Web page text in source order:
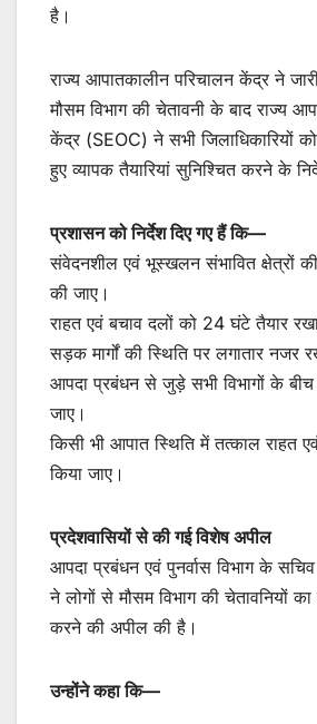
है।
राज्य आपातकालीन परिचालन केंद्र ने
मौसम विभाग की चेतावनी के बाद राज्य
केंद्र (SEOC) ने सभी जिलाधिकारियों
हुए व्यापक तैयारियां सुनिश्चित करने के
प्रशासन को निर्देश दिए गए हैं कि—
संवेदनशील एवं भूस्खलन संभावित क्षेत्रों की
की जाए।
राहत एवं बचाव दलों को 24 घंटे तैयार
सड़क मार्गों की स्थिति पर लगातार नजर
आपदा प्रबंधन से जुड़े सभी विभागों के बीच
जाए।
किसी भी आपात स्थिति में तत्काल राहत
किया जाए।
प्रदेशवासियों से की गई विशेष अपील
आपदा प्रबंधन एवं पुनर्वास विभाग के
ने लोगों से मौसम विभाग की चेतावनियों
करने की अपील की है।
उन्होंने कहा कि—